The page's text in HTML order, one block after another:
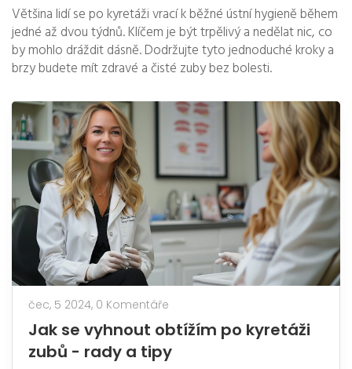
Většina lidí se po kyretáži vrací k běžné ústní hygieně během
jedné až dvou týdnů. Klíčem je být trpělivý a nedělat nic, co
by mohlo dráždit dásně. Dodržujte tyto jednoduché kroky a
brzy budete mít zdravé a čisté zuby bez bolesti.
čec, 5 2024, 0 Komentáře
Jak se vyhnout obtížím po kyretáži
zubů - rady a tipy